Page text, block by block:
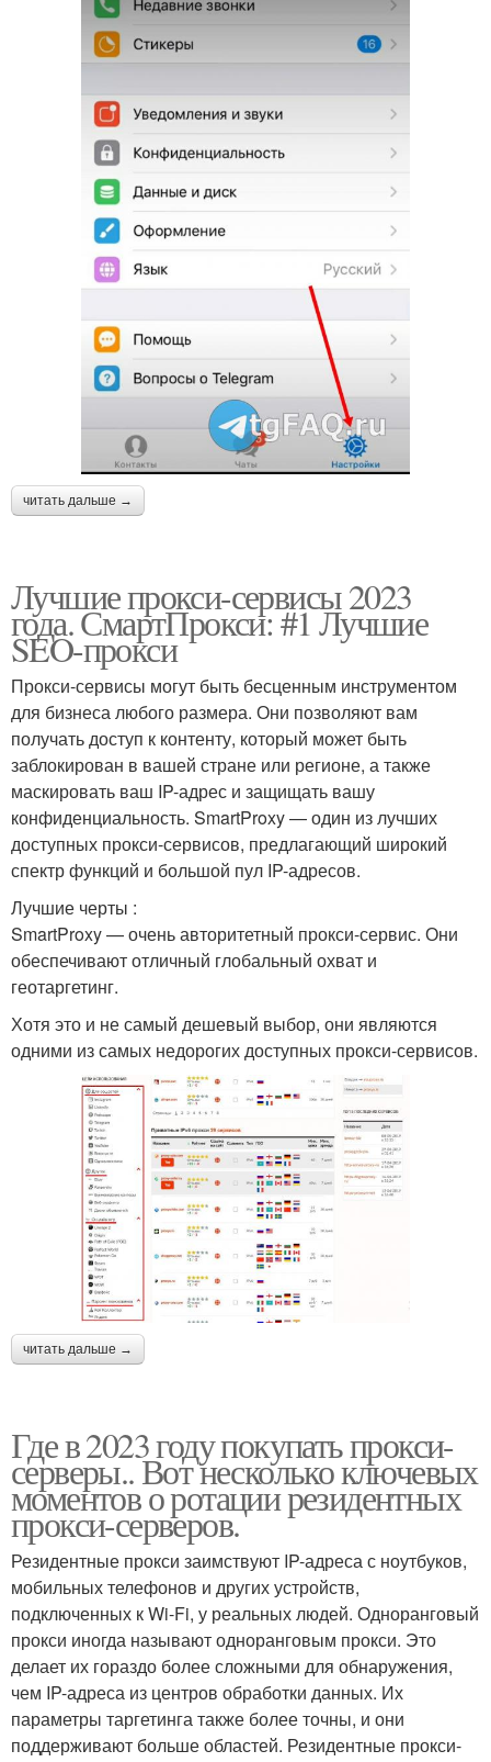
читать дальше →
Лучшие прокси-сервисы 2023
года. СмартПрокси: #1 Лучшие
SEO-прокси
Прокси-сервисы могут быть бесценным инструментом
для бизнеса любого размера. Они позволяют вам
получать доступ к контенту, который может быть
заблокирован в вашей стране или регионе, а также
маскировать ваш IP-адрес и защищать вашу
конфиденциальность. SmartProxy — один из лучших
доступных прокси-сервисов, предлагающий широкий
спектр функций и большой пул IP-адресов.
Лучшие черты :
SmartProxy — очень авторитетный прокси-сервис. Они
обеспечивают отличный глобальный охват и
геотаргетинг.
Хотя это и не самый дешевый выбор, они являются
одними из самых недорогих доступных прокси-сервисов.
читать дальше →
Где в 2023 году покупать прокси-
серверы.. Вот несколько ключевых
моментов о ротации резидентных
прокси-серверов.
Резидентные прокси заимствуют IP-адреса с ноутбуков,
мобильных телефонов и других устройств,
подключенных к Wi-Fi, у реальных людей. Одноранговый
прокси иногда называют одноранговым прокси. Это
делает их гораздо более сложными для обнаружения,
чем IP-адреса из центров обработки данных. Их
параметры таргетинга также более точны, и они
поддерживают больше областей. Резидентные прокси-